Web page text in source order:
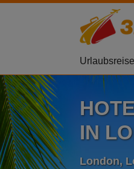
IN
London,